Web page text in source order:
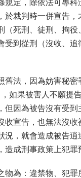
規定，除依法可專科
於裁判時一併宣告
（死刑、徒刑、拘役
受到從刑（沒收、追
舊法，因為妨害秘密
，如果被害人不願提
但因為被告沒有受到
收宣告，也無法沒收
況，就會造成被告逍
造成刑事政策上犯罪
物為：違禁物、犯罪